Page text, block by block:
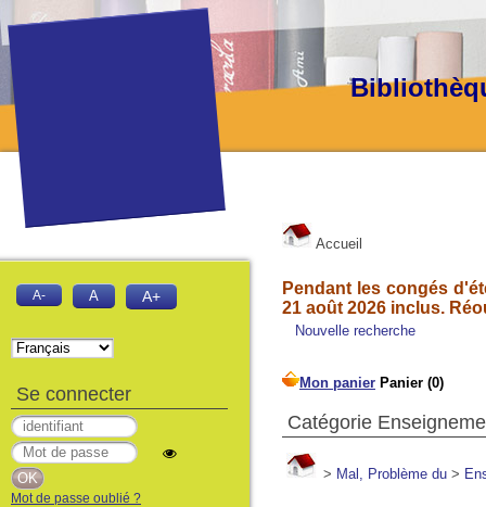
Accueil
Pendant les congés
21 août 2026 inclus.
Nouvelle recherche
Catégorie
> Mal, Problème du >
A- A A+
Se connecter
Mot de passe oublié ?